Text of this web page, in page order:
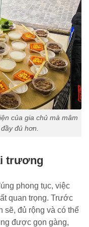
của gia chủ mà mâm
đủ hơn.
trương
phong tục, việc
quan trọng. Trước
sẽ, đủ rộng và có thể
được gọn gàng,